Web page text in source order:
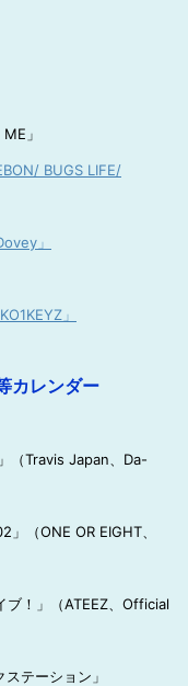
」
BUGS LIFE/
」
」
カレンダー
（Travis Japan、Da-
（ONE OR EIGHT、
ブ！」（ATEEZ、Official
テーション」